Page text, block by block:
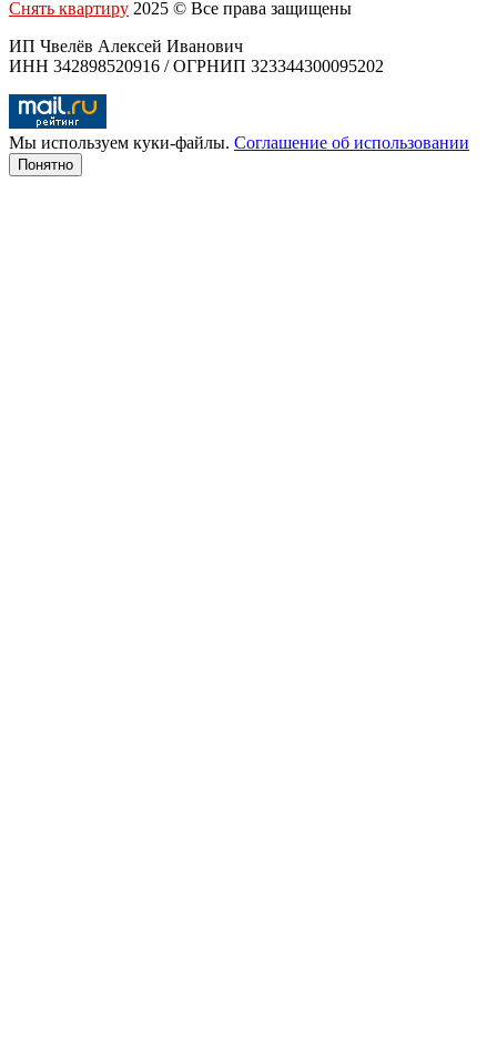
Снять квартиру 2025 © Все права защищены
ИП Чвелёв Алексей Иванович
ИНН 342898520916 / ОГРНИП 323344300095202
Мы используем куки-файлы. Соглашение об использовании
Понятно